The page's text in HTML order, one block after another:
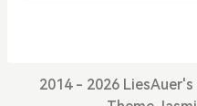
2014 - 2026